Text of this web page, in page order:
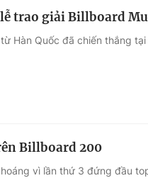
trao giải Billboard
Hàn Quốc đã chiến thắng
Billboard 200
vì lần thứ 3 đứng đầu